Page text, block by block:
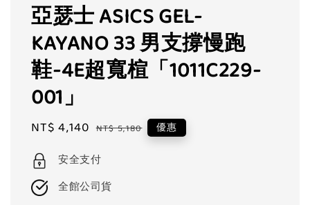
亞瑟士 ASICS GEL-
KAYANO 33 男支撐慢跑
鞋-4E超寬楦「1011C229-
001」
Sale
NT$ 4,140 Regular
NT$ 5,180 優惠
安全支付
全館公司貨